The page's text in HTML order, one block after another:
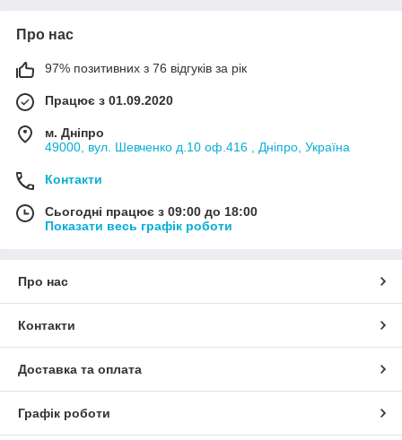
Про нас
97% позитивних з 76 відгуків за рік
Працює з 01.09.2020
м. Дніпро
49000, вул. Шевченко д.10 оф.416 , Дніпро, Україна
Контакти
Сьогодні працює з 09:00 до 18:00
Показати весь графік роботи
Про нас
Контакти
Доставка та оплата
Графік роботи